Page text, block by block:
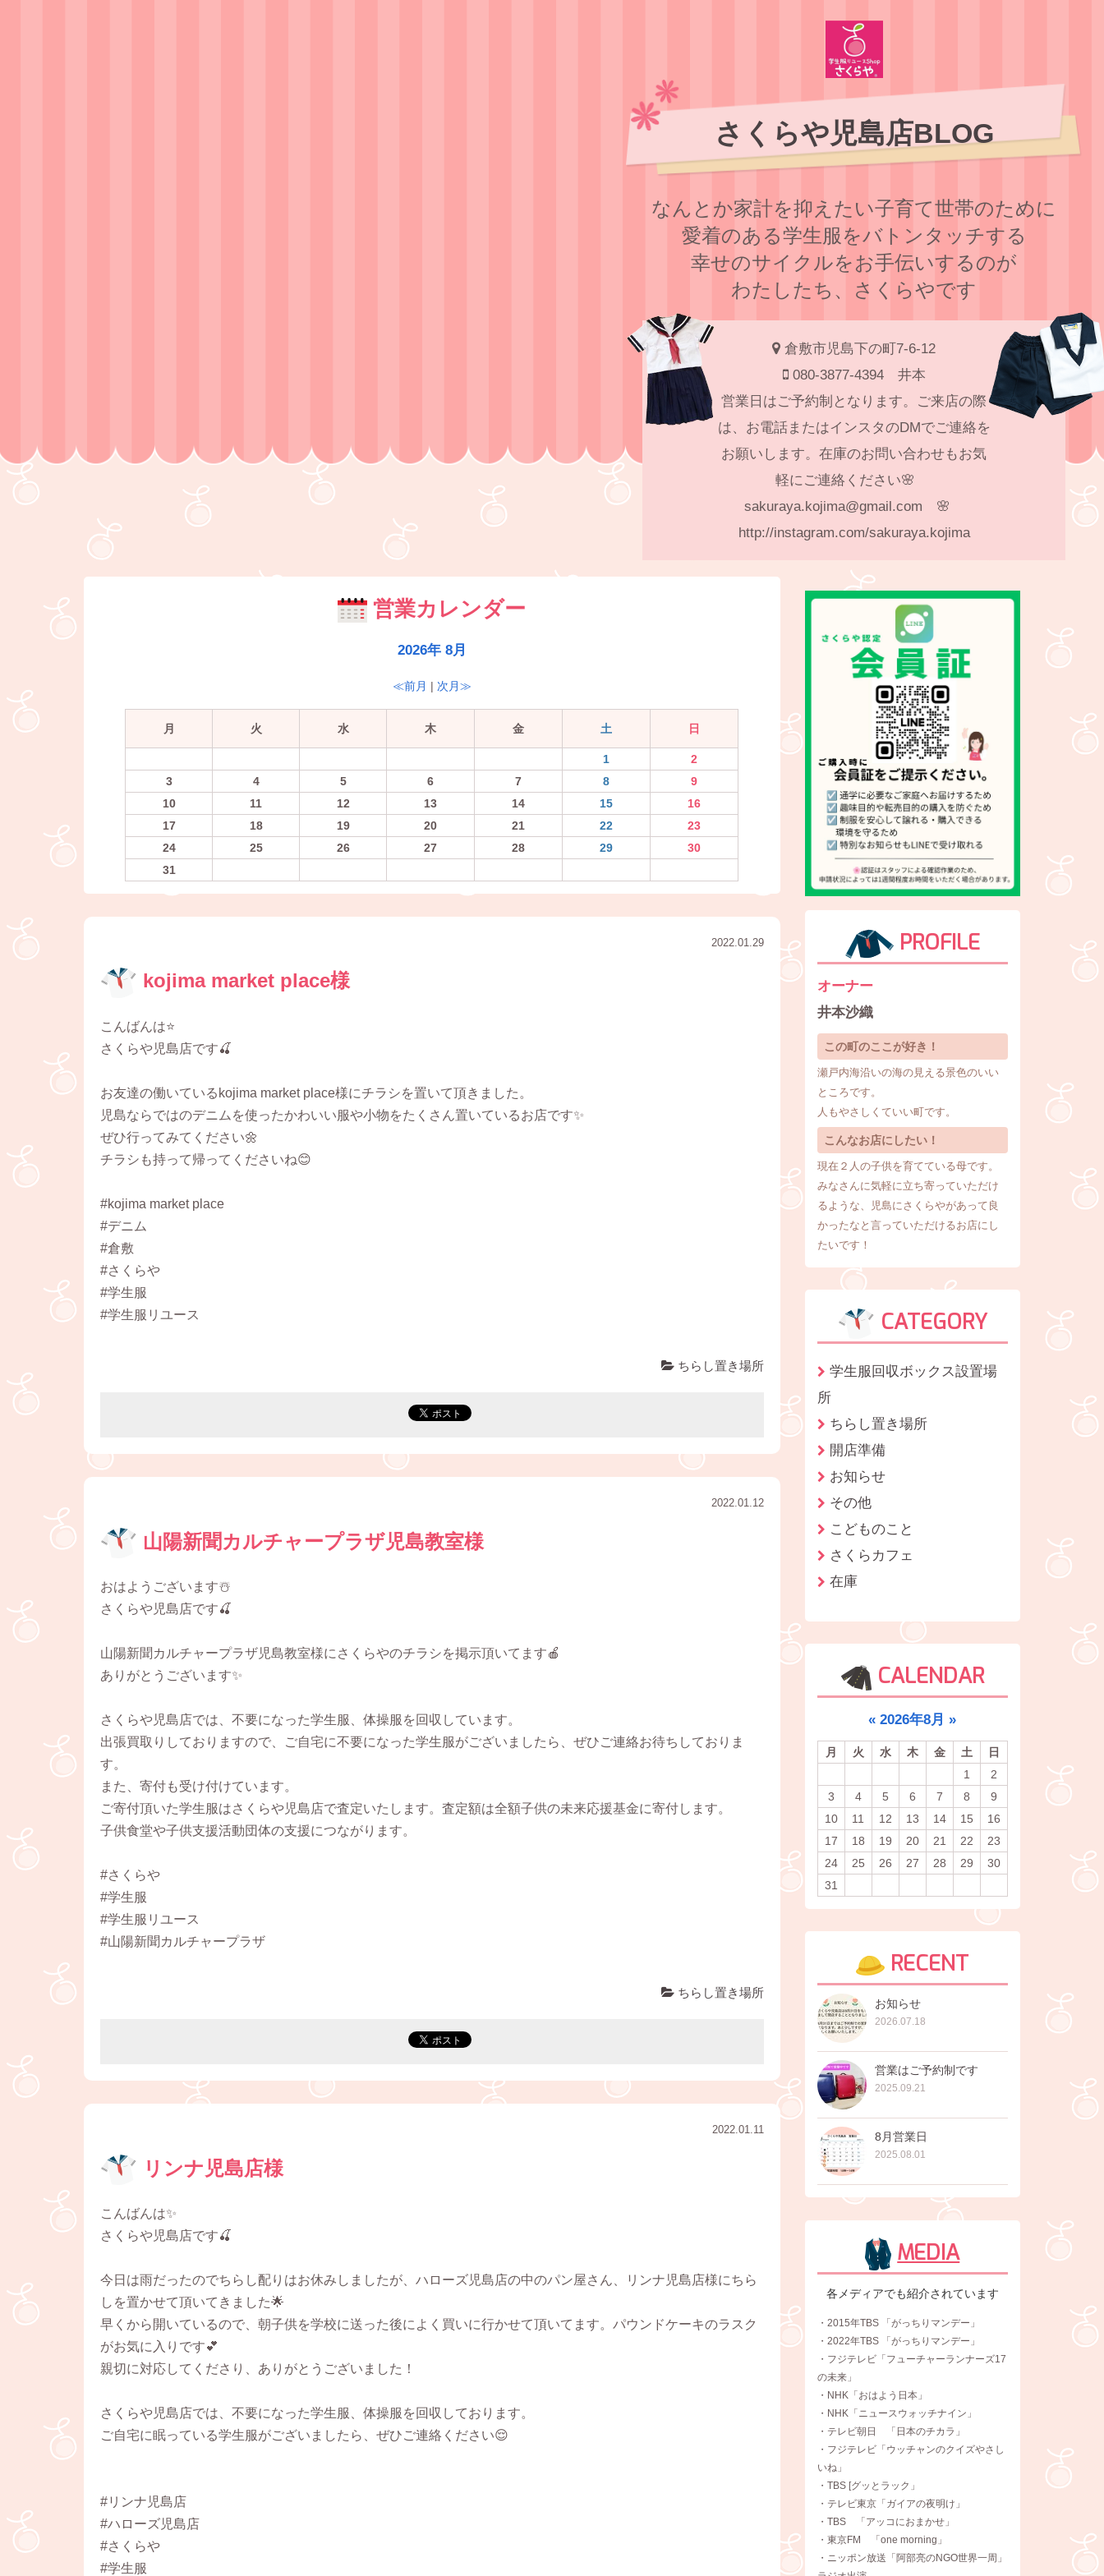
さくらや児島店BLOG
なんとか家計を抑えたい子育て世帯のために
愛着のある学⽣服をバトンタッチする
幸せのサイクルをお⼿伝いするのが
わたしたち、さくらやです
倉敷市児島下の町7-6-12
080-3877-4394 井本
営業日はご予約制となります。ご来店の際
は、お電話またはインスタのDMでご連絡を
お願いします。在庫のお問い合わせもお気
軽にご連絡ください🌸
sakuraya.kojima@gmail.com 🌸
http://instagram.com/sakuraya.kojima
営業カレンダー
2026年 8月
≪前月 | 次月≫
月 火 水 木 金 土 日
1
2
3
4 5 6 7 8
9
10
11 12 13 14 15
16
17
18 19 20 21 22
23
24
25 26 27 28 29
30
31
2022.01.29
kojima market place様
こんばんは⭐
さくらや児島店です🍒
お友達の働いているkojima market place様にチラシを置いて頂きました。
児島ならではのデニムを使ったかわいい服や小物をたくさん置いているお店です✨
ぜひ行ってみてください🌼
チラシも持って帰ってくださいね😊
#kojima market place
#デニム
#倉敷
#さくらや
#学生服
#学生服リユース
ちらし置き場所
2022.01.12
山陽新聞カルチャープラザ児島教室様
おはようございます☃️
さくらや児島店です🍒
山陽新聞カルチャープラザ児島教室様にさくらやのチラシを掲示頂いてます🍎
ありがとうございます✨
さくらや児島店では、不要になった学生服、体操服を回収しています。
出張買取りしておりますので、ご自宅に不要になった学生服がございましたら、ぜひご連絡お待ちしておりま
す。
また、寄付も受け付けています。
ご寄付頂いた学生服はさくらや児島店で査定いたします。査定額は全額子供の未来応援基金に寄付します。
子供食堂や子供支援活動団体の支援につながります。
#さくらや
#学生服
#学生服リユース
#山陽新聞カルチャープラザ
ちらし置き場所
2022.01.11
リンナ児島店様
こんばんは✨
さくらや児島店です🍒
今日は雨だったのでちらし配りはお休みしましたが、ハローズ児島店の中のパン屋さん、リンナ児島店様にちら
しを置かせて頂いてきました🌟
早くから開いているので、朝子供を学校に送った後によく買いに行かせて頂いてます。パウンドケーキのラスク
がお気に入りです💕
親切に対応してくださり、ありがとうございました！
さくらや児島店では、不要になった学生服、体操服を回収しております。
ご自宅に眠っている学生服がございましたら、ぜひご連絡ください😌
#リンナ児島店
#ハローズ児島店
#さくらや
#学生服
PROFILE
オーナー
井本沙織
この町のここが好き！
瀬戸内海沿いの海の見える景色のいい
ところです。
人もやさしくていい町です。
こんなお店にしたい！
現在２人の子供を育てている母です。
みなさんに気軽に立ち寄っていただけ
るような、児島にさくらやがあって良
かったなと言っていただけるお店にし
たいです！
CATEGORY
学生服回収ボックス設置場
所
ちらし置き場所
開店準備
お知らせ
その他
こどものこと
さくらカフェ
在庫
CALENDAR
« 2026年8月 »
月 火 水 木 金 土
日
1
2
3
4 5 6 7 8
9
10
11 12 13 14 15
16
17
18 19 20 21 22
23
24
25 26 27 28 29
30
31
RECENT
お知らせ
2026.07.18
営業はご予約制です
2025.09.21
8月営業日
2025.08.01
MEDIA
各メディアでも紹介されています
・2015年TBS 「がっちりマンデー」
・2022年TBS 「がっちりマンデー」
・フジテレビ「フューチャーランナーズ17
の未来」
・NHK「おはよう日本」
・NHK「ニュースウォッチナイン」
・テレビ朝日 「日本のチカラ」
・フジテレビ「ウッチャンのクイズやさし
いね」
・TBS [グッとラック」
・テレビ東京「ガイアの夜明け」
・TBS 「アッコにおまかせ」
・東京FM 「one morning」
・ニッポン放送「阿部亮のNGO世界一周」